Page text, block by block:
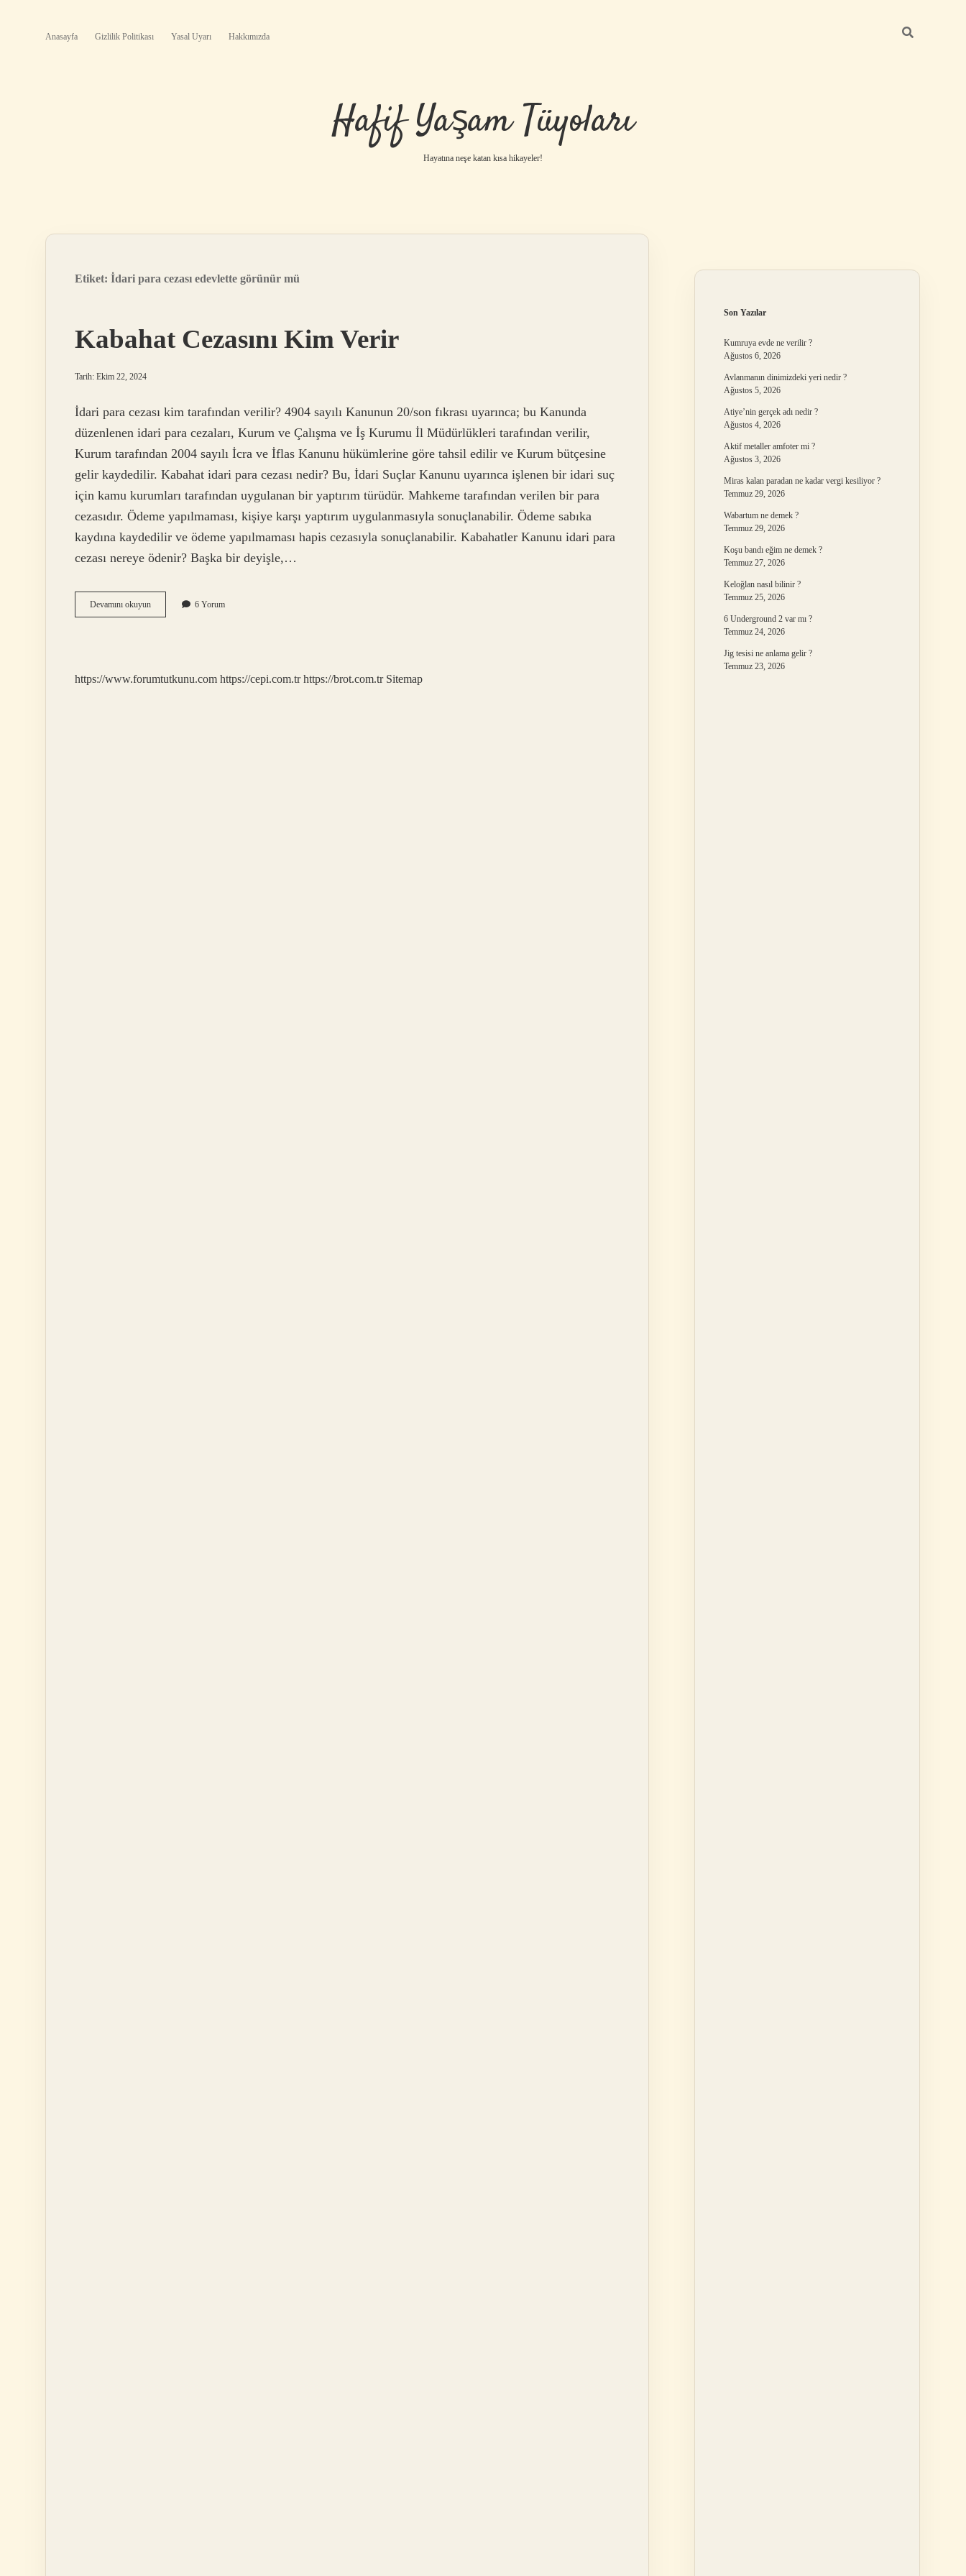
Anasayfa Gizlilik Politikası Yasal Uyarı Hakkımızda
Hafif Yaşam Tüyoları
Hayatına neşe katan kısa hikayeler!
Etiket: İdari para cezası edevlette görünür mü
Kabahat Cezasını Kim Verir
Tarih: Ekim 22, 2024
İdari para cezası kim tarafından verilir? 4904 sayılı Kanunun 20/son fıkrası uyarınca; bu Kanunda
düzenlenen idari para cezaları, Kurum ve Çalışma ve İş Kurumu İl Müdürlükleri tarafından verilir,
Kurum tarafından 2004 sayılı İcra ve İflas Kanunu hükümlerine göre tahsil edilir ve Kurum bütçesine
gelir kaydedilir. Kabahat idari para cezası nedir? Bu, İdari Suçlar Kanunu uyarınca işlenen bir idari suç
için kamu kurumları tarafından uygulanan bir yaptırım türüdür. Mahkeme tarafından verilen bir para
cezasıdır. Ödeme yapılmaması, kişiye karşı yaptırım uygulanmasıyla sonuçlanabilir. Ödeme sabıka
kaydına kaydedilir ve ödeme yapılmaması hapis cezasıyla sonuçlanabilir. Kabahatler Kanunu idari para
cezası nereye ödenir? Başka bir deyişle,…
Devamını okuyunKabahat
Cezasını
6 Yorum
https://www.forumtutkunu.com https://cepi.com.tr https://brot.com.tr Sitemap
Son Yazılar
Kumruya evde ne verilir ?
Ağustos 6, 2026
Avlanmanın dinimizdeki yeri nedir ?
Ağustos 5, 2026
Atiye’nin gerçek adı nedir ?
Ağustos 4, 2026
Aktif metaller amfoter mi ?
Ağustos 3, 2026
Miras kalan paradan ne kadar vergi kesiliyor ?
Temmuz 29, 2026
Wabartum ne demek ?
Temmuz 29, 2026
Koşu bandı eğim ne demek ?
Temmuz 27, 2026
Keloğlan nasıl bilinir ?
Temmuz 25, 2026
6 Underground 2 var mı ?
Temmuz 24, 2026
Jig tesisi ne anlama gelir ?
Temmuz 23, 2026